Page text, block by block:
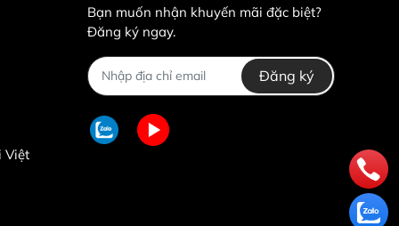
Việt
Bạn muốn nhận khuyến mãi đặc biệt?
Đăng ký ngay.
Đăng ký